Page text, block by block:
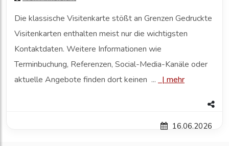
Die klassische Visitenkarte stößt an Grenzen Gedruckte
Visitenkarten enthalten meist nur die wichtigsten
Kontaktdaten. Weitere Informationen wie
Terminbuchung, Referenzen, Social-Media-Kanäle oder
aktuelle Angebote finden dort keinen ...
| mehr
16.06.2026